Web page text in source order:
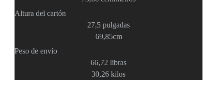
Seguridad
Corriente
Altura del cartón
27,5 pulgadas
69,85cm
Peso de envío
66,72 libras
30,26 kilos